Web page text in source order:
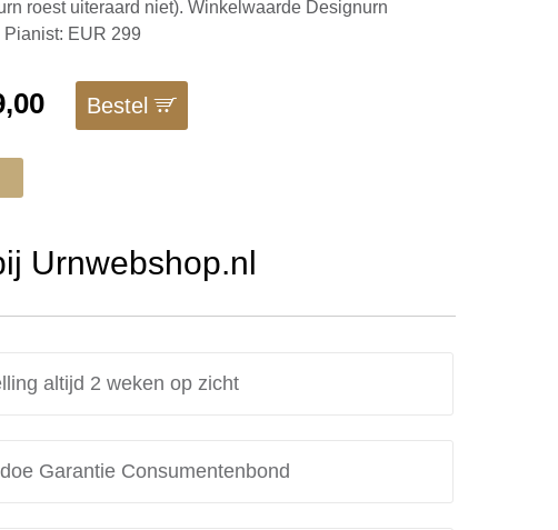
roest uiteraard niet). Winkelwaarde Designurn
Pianist: EUR 299
Bestel
Urnwebshop.nl
altijd 2 weken op zicht
Garantie Consumentenbond